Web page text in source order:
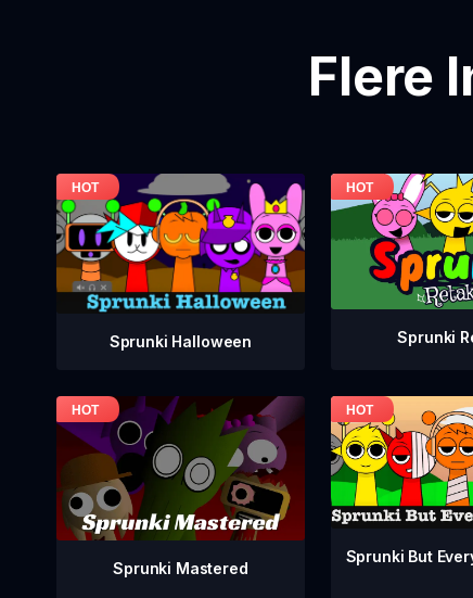
Flere
Sprunki Halloween Sprunki
Sprunki Mastered
Sprunki But